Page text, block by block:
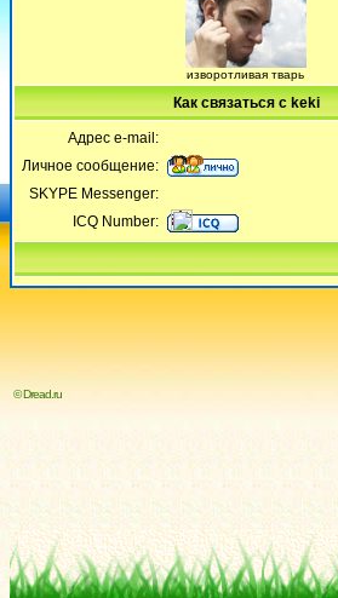
изворотливая тварь
Как связаться с keki
Адрес e-mail:
Личное сообщение:
SKYPE Messenger:
ICQ Number:
© Dread.ru